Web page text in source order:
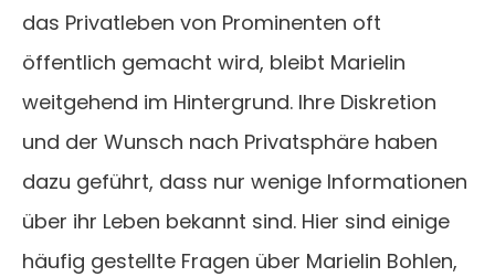
das Privatleben von Prominenten oft
öffentlich gemacht wird, bleibt Marielin
weitgehend im Hintergrund. Ihre Diskretion
und der Wunsch nach Privatsphäre haben
dazu geführt, dass nur wenige Informationen
über ihr Leben bekannt sind. Hier sind einige
häufig gestellte Fragen über Marielin Bohlen,